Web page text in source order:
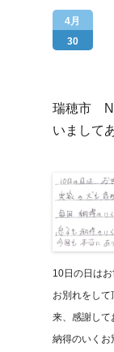
4月
30
瑞穂市 N
いまして
10日の日は
お別れをして
来、感謝して
納得のいくお